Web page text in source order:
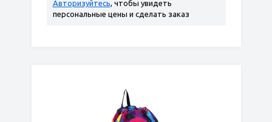
Авторизуйтесь, чтобы увидеть
персональные цены и сделать заказ